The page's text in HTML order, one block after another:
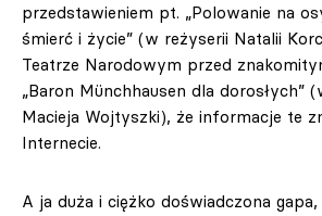
przedstawieniem pt. „Polowanie na
śmierć i życie” (w reżyserii Natalii
Teatrze Narodowym przed
„Baron Münchhausen dla dorosłych”
Macieja Wojtyszki), że informacje te
Internecie.
A ja duża i ciężko doświadczona